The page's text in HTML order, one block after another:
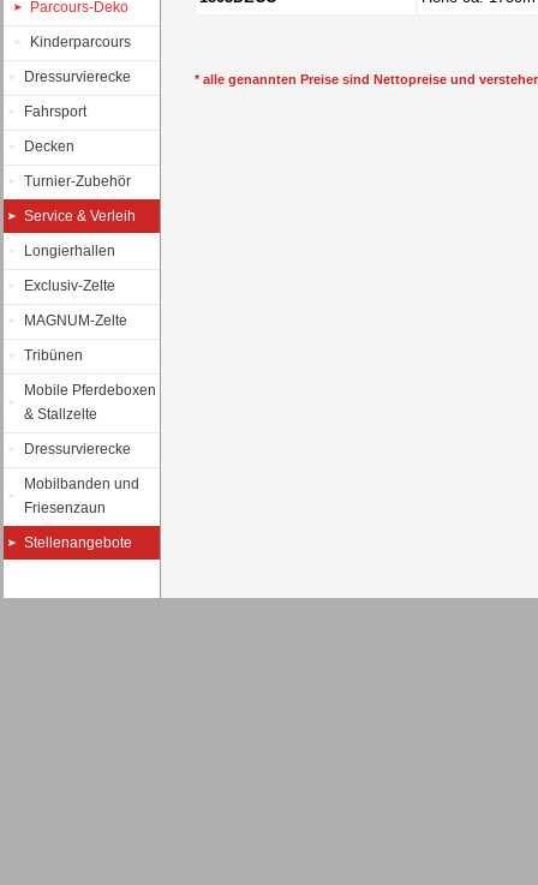
Parcours-Deko
Kinderparcours
Dressurvierecke
Fahrsport
Decken
Turnier-Zubehör
Service & Verleih
Longierhallen
Exclusiv-Zelte
MAGNUM-Zelte
Tribünen
Mobile Pferdeboxen
& Stallzelte
Dressurvierecke
Mobilbanden und
Friesenzaun
Stellenangebote
* alle genannten Preise sind Nettopreise und